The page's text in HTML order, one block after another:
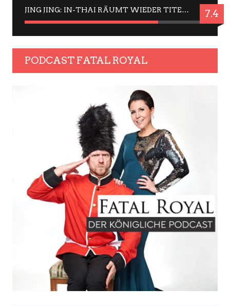
JING JING: IN-THAI RÄUMT WIEDER TITEL AB – EIN ZWEI-STUNDEN-ERLEBNISBERICHT 7.4
PODCAST FATAL ROYAL